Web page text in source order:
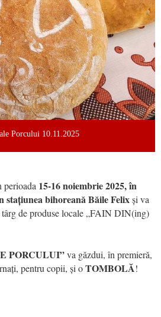
Porcului 10.11.2025
perioada 15-16 noiembrie 2025, în
stațiunea bihoreană Băile Felixși va
de produse locale „FAIN DIN(ing)
PORCULUI”va găzdui, în premieră,
pentru copii, și oTOMBOLĂ!